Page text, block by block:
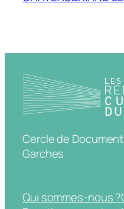
Cercle de
Garches
Qui sommes-nous ?